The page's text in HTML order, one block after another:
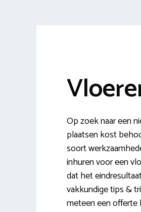
Op zoek naar een
plaatsen kost
soort
inhuren voor een
dat het
vakkundige tips &
meteen een offerte